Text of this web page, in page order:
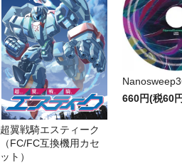
超翼戦騎エスティーク
（FC/FC互換機用カセ
ット）
660円(税60